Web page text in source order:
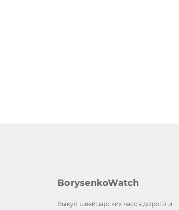
BorysenkoWatch
Выкуп швейцарских часов дорого и